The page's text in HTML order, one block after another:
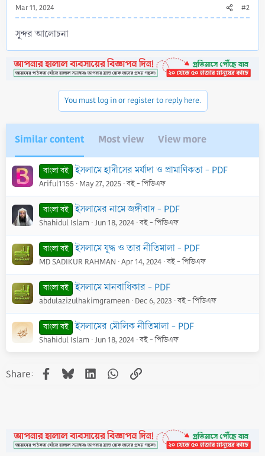
Mar 11, 2024 #2
সুন্দর আলোচনা
You must log in or register to reply here.
Similar content Most view View more
বাংলা বই ইসলামে হাদীসের মর্যাদা ও প্রামাণিকতা - PDF
Ariful1155 May 27, 2025 বই - পিডিএফ
বাংলা বই ইসলামের নামে জঙ্গীবাদ - PDF
Shahidul Islam Jun 18, 2024 বই - পিডিএফ
বাংলা বই ইসলামে যুদ্ধ ও তার নীতিমালা - PDF
MD SADIKUR RAHMAN Apr 14, 2024 বই - পিডিএফ
বাংলা বই ইসলামে মানবাধিকার - PDF
abdulazizulhakimgrameen Dec 6, 2023 বই - পিডিএফ
বাংলা বই ইসলামের মৌলিক নীতিমালা - PDF
Shahidul Islam Jun 18, 2024 বই - পিডিএফ
Share: Facebook
BlueskyLinkedInWhatsApp
Link